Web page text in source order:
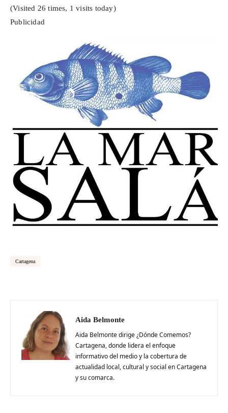
(Visited 26 times, 1 visits today)
Publicidad
Cartagena
Aida Belmonte
Aida Belmonte dirige ¿Dónde Comemos?
Cartagena, donde lidera el enfoque
informativo del medio y la cobertura de
actualidad local, cultural y social en Cartagena
y su comarca.